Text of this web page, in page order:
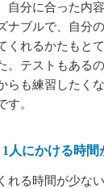
自分に合った内
ナブルで、自分
くれるかたもと
。テストもある
らも練習したく
す。
人にかける時間
れる時間が少な